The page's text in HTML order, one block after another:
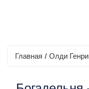
Главная / Олди